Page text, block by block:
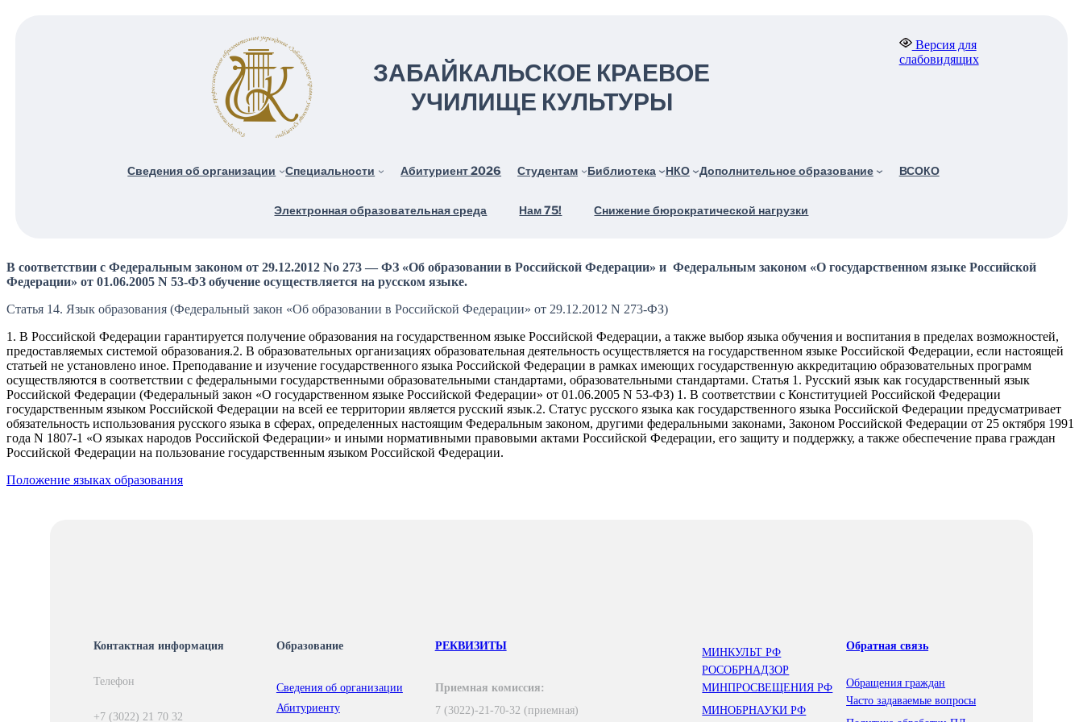
ЗАБАЙКАЛЬСКОЕ КРАЕВОЕ
УЧИЛИЩЕ КУЛЬТУРЫ
Версия для
слабовидящих
Сведения об организации Специальности Абитуриент 2026 Студентам Библиотека НКО Дополнительное образование ВСОКО
Электронная образовательная среда Нам 75! Снижение бюрократической нагрузки
В соответствии с Федеральным законом от 29.12.2012 No 273 — ФЗ «Об образовании в Российской Федерации» и Федеральным законом «О государственном языке Российской
Федерации» от 01.06.2005 N 53-ФЗ обучение осуществляется на русском языке.
Статья 14. Язык образования (Федеральный закон «Об образовании в Российской Федерации» от 29.12.2012 N 273-ФЗ)
1. В Российской Федерации гарантируется получение образования на государственном языке Российской Федерации, а также выбор языка обучения и воспитания в пределах возможностей,
предоставляемых системой образования.2. В образовательных организациях образовательная деятельность осуществляется на государственном языке Российской Федерации, если настоящей
статьей не установлено иное. Преподавание и изучение государственного языка Российской Федерации в рамках имеющих государственную аккредитацию образовательных программ
осуществляются в соответствии с федеральными государственными образовательными стандартами, образовательными стандартами. Статья 1. Русский язык как государственный язык
Российской Федерации (Федеральный закон «О государственном языке Российской Федерации» от 01.06.2005 N 53-ФЗ) 1. В соответствии с Конституцией Российской Федерации
государственным языком Российской Федерации на всей ее территории является русский язык.2. Статус русского языка как государственного языка Российской Федерации предусматривает
обязательность использования русского языка в сферах, определенных настоящим Федеральным законом, другими федеральными законами, Законом Российской Федерации от 25 октября 1991
года N 1807-1 «О языках народов Российской Федерации» и иными нормативными правовыми актами Российской Федерации, его защиту и поддержку, а также обеспечение права граждан
Российской Федерации на пользование государственным языком Российской Федерации.
Положение языках образования
Контактная информация
Телефон
+7 (3022) 21 70 32
Образование
Сведения об организации
Абитуриенту
РЕКВИЗИТЫ
Приемная комиссия:
7 (3022)-21-70-32 (приемная)
МИНКУЛЬТ РФ
РОСОБРНАДЗОР
МИНПРОСВЕЩЕНИЯ РФ
МИНОБРНАУКИ РФ
Обратная связь
Обращения граждан
Часто задаваемые вопросы